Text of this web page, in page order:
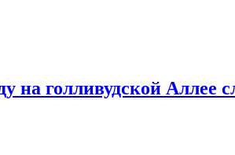
на голливудской Аллее